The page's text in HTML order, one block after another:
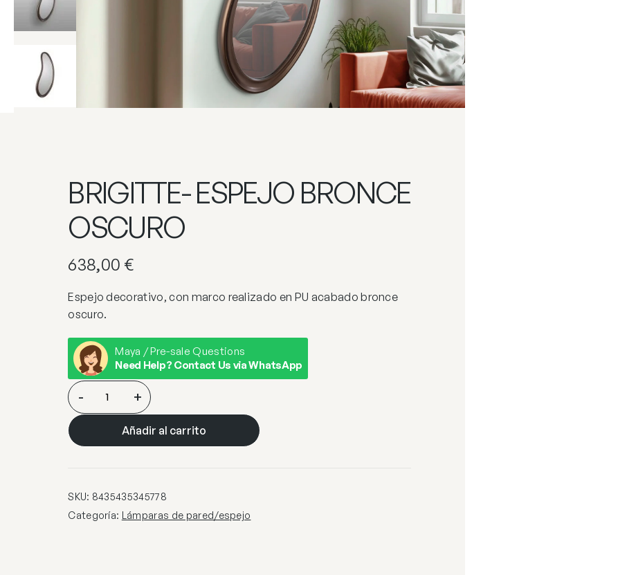
BRIGITTE- ESPEJO BRONCE
OSCURO
638,00 €
Espejo decorativo, con marco realizado en PU acabado bronce
oscuro.
Maya / Pre-sale Questions
Need Help? Contact Us via WhatsApp
BRIGITTE-
ESPEJO
BRONCE
OSCURO
- +
Añadir al carrito
SKU: 8435435345778
Categoría: Lámparas de pared/espejo